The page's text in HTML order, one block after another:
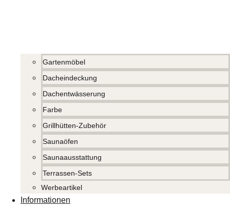
Gartenmöbel
Dacheindeckung
Dachentwässerung
Farbe
Grillhütten-Zubehör
Saunaöfen
Saunaausstattung
Terrassen-Sets
Werbeartikel
Informationen